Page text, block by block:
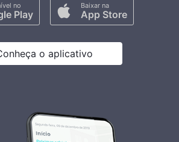
no
Play
Baixar na
App Store
o aplicativo